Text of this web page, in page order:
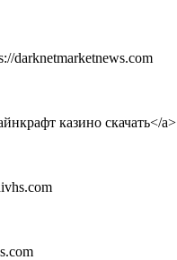
darknetmarketnews.com
казино скачать</a>